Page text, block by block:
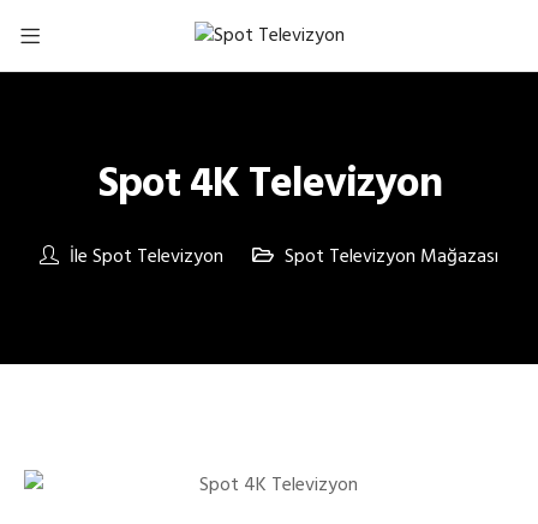
Spot 4K Televizyon
İleSpot Televizyon Spot Televizyon Mağazası